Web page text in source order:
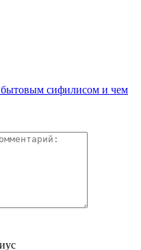
бытовым сифилисом и чем